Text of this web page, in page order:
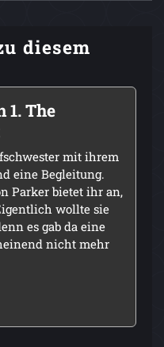
diesem
1. The
mit ihrem
eine Begleitung.
Parker bietet ihr an,
wollte sie
es gab da eine
nicht mehr